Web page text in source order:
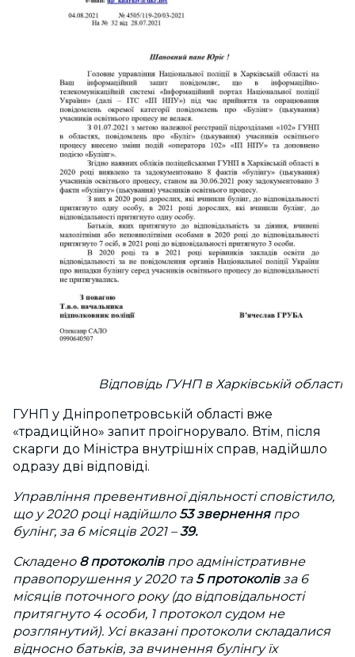
Відповідь ГУНП в Харківській області
ГУНП у Дніпропетровській області вже
«традиційно» запит проігнорувало. Втім, після
скарги до Міністра внутрішніх справ, надійшло
одразу дві відповіді.
Управління превентивної діяльності сповістило,
що у 2020 році надійшло53 зверненняпро
булінг, за 6 місяців 2021 –39.
Складено 8 протоколів про адміністративне
правопорушення у 2020 та5 протоколівза 6
місяців поточного року (до відповідальності
притягнуто 4 особи, 1 протокол судом не
розглянутий). Усі вказані протоколи складалися
відносно батьків, за вчинення булінгу їх